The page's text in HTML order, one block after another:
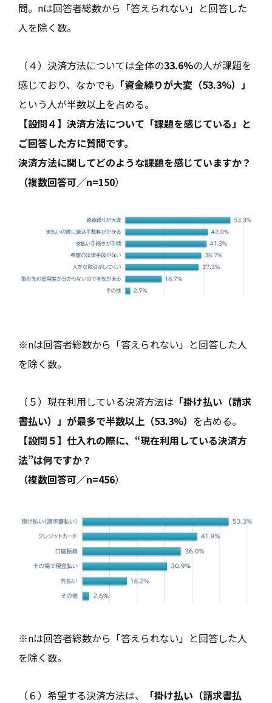
問。nは回答者総数から「答えられない」と回答した
人を除く数。
（４）決済方法については全体の33.6%の人が課題を
感じており、なかでも 「資金繰りが大変（53.3%）」
という人が半数以上を占める。
【設問４】決済方法について「課題を感じている」と
ご回答した方に質問です。
決済方法に関してどのような課題を感じていますか？
（複数回答可／n=150）
※nは回答者総数から「答えられない」と回答した人
を除く数。
（５）現在利用している決済方法は 「掛け払い（請求
書払い）」が最多で半数以上（53.3%） を占める。
【設問５】仕入れの際に、“現在利用している決済方
法”は何ですか？
（複数回答可／n=456）
※nは回答者総数から「答えられない」と回答した人
を除く数。
（６）希望する決済方法は、
「掛け払い（請求書払